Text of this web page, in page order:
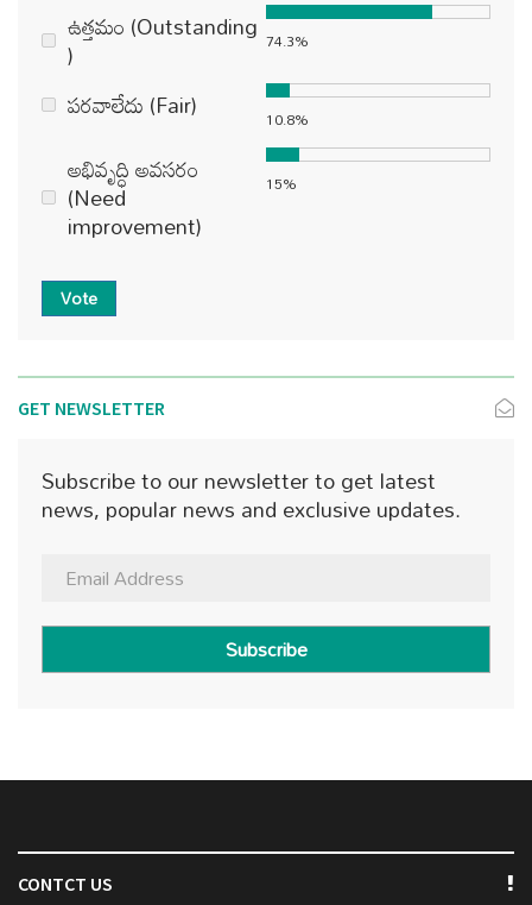
ఉత్తమం (Outstanding
) 74.3%
పరవాలేదు (Fair) 10.8%
అభివృద్ధి అవసరం
(Need
improvement)
15%
Vote
GET NEWSLETTER
Subscribe to our newsletter to get latest
news, popular news and exclusive updates.
Subscribe
CONTCT US